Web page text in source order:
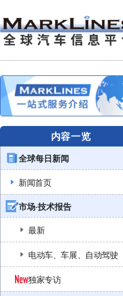
内容一览
全球每日新闻
新闻首页
市场·技术报告
最新
电动车、车展、自动驾驶
独家专访